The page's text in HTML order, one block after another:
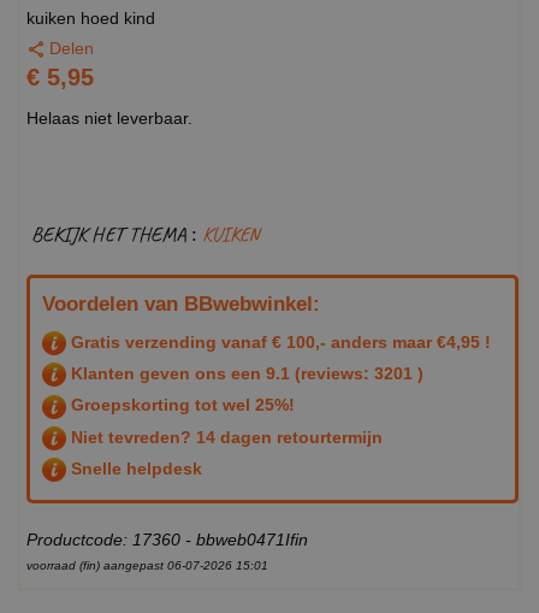
kuiken hoed kind
Delen
€ 5,95
Helaas niet leverbaar.
BEKIJK HET THEMA : KUIKEN
Voordelen van BBwebwinkel:
Gratis verzending vanaf € 100,- anders maar €4,95 !
Klanten geven ons een 9.1 (reviews: 3201 )
Groepskorting tot wel 25%!
Niet tevreden? 14 dagen retourtermijn
Snelle helpdesk
Productcode: 17360 - bbweb0471Ifin
voorraad (fin) aangepast 06-07-2026 15:01